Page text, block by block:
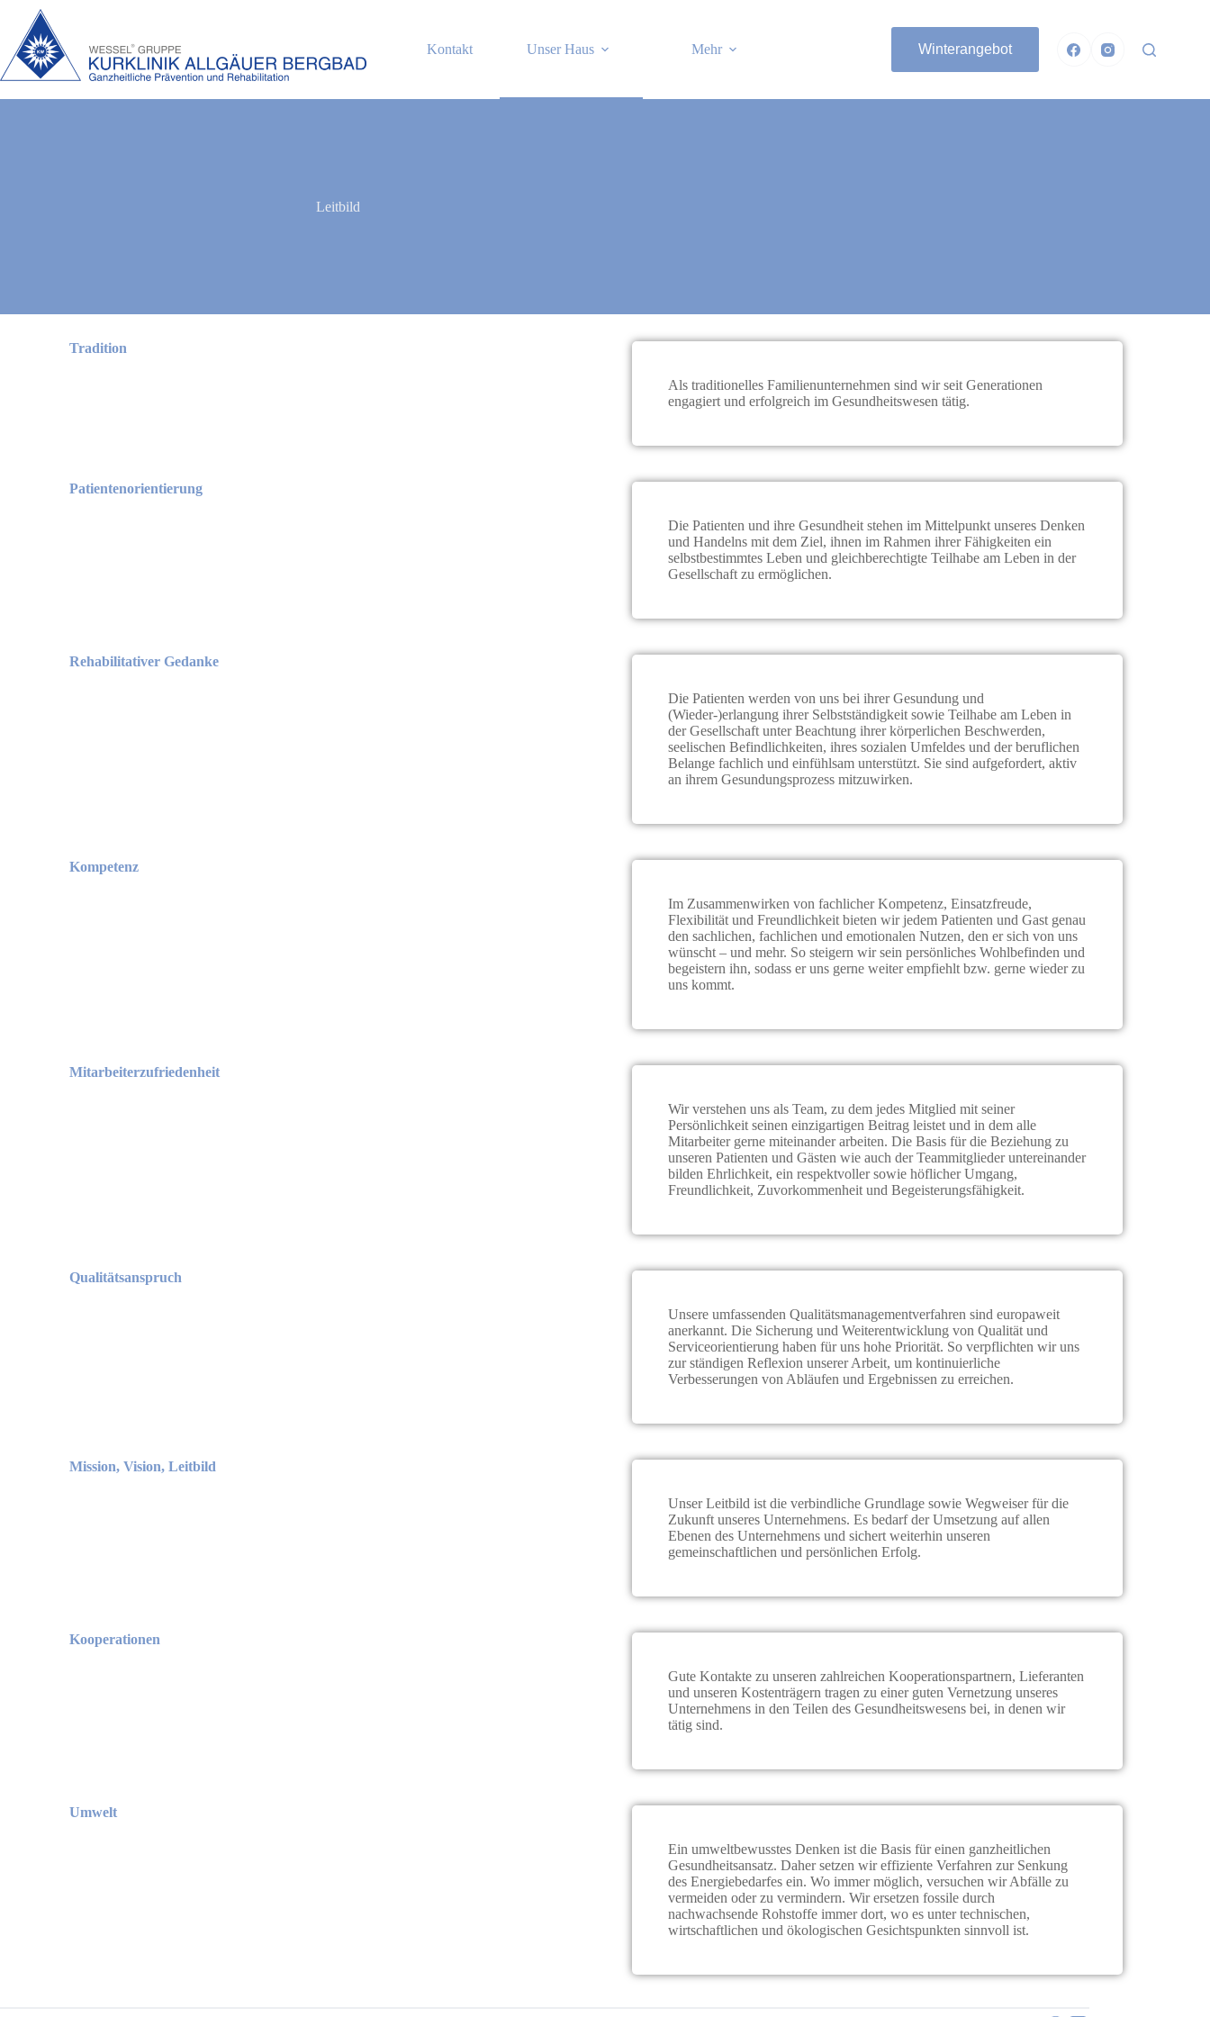
Kontakt Unser Haus Mehr Winterangebot
Leitbild
Tradition
Als traditionelles Familienunternehmen sind wir seit Generationen
engagiert und erfolgreich im Gesundheitswesen tätig.
Patientenorientierung
Die Patienten und ihre Gesundheit stehen im Mittelpunkt unseres Denken
und Handelns mit dem Ziel, ihnen im Rahmen ihrer Fähigkeiten ein
selbstbestimmtes Leben und gleichberechtigte Teilhabe am Leben in der
Gesellschaft zu ermöglichen.
Rehabilitativer Gedanke
Die Patienten werden von uns bei ihrer Gesundung und
(Wieder-)erlangung ihrer Selbstständigkeit sowie Teilhabe am Leben in
der Gesellschaft unter Beachtung ihrer körperlichen Beschwerden,
seelischen Befindlichkeiten, ihres sozialen Umfeldes und der beruflichen
Belange fachlich und einfühlsam unterstützt. Sie sind aufgefordert, aktiv
an ihrem Gesundungsprozess mitzuwirken.
Kompetenz
Im Zusammenwirken von fachlicher Kompetenz, Einsatzfreude,
Flexibilität und Freundlichkeit bieten wir jedem Patienten und Gast genau
den sachlichen, fachlichen und emotionalen Nutzen, den er sich von uns
wünscht – und mehr. So steigern wir sein persönliches Wohlbefinden und
begeistern ihn, sodass er uns gerne weiter empfiehlt bzw. gerne wieder zu
uns kommt.
Mitarbeiterzufriedenheit
Wir verstehen uns als Team, zu dem jedes Mitglied mit seiner
Persönlichkeit seinen einzigartigen Beitrag leistet und in dem alle
Mitarbeiter gerne miteinander arbeiten. Die Basis für die Beziehung zu
unseren Patienten und Gästen wie auch der Teammitglieder untereinander
bilden Ehrlichkeit, ein respektvoller sowie höflicher Umgang,
Freundlichkeit, Zuvorkommenheit und Begeisterungsfähigkeit.
Qualitätsanspruch
Unsere umfassenden Qualitätsmanagementverfahren sind europaweit
anerkannt. Die Sicherung und Weiterentwicklung von Qualität und
Serviceorientierung haben für uns hohe Priorität. So verpflichten wir uns
zur ständigen Reflexion unserer Arbeit, um kontinuierliche
Verbesserungen von Abläufen und Ergebnissen zu erreichen.
Mission, Vision, Leitbild
Unser Leitbild ist die verbindliche Grundlage sowie Wegweiser für die
Zukunft unseres Unternehmens. Es bedarf der Umsetzung auf allen
Ebenen des Unternehmens und sichert weiterhin unseren
gemeinschaftlichen und persönlichen Erfolg.
Kooperationen
Gute Kontakte zu unseren zahlreichen Kooperationspartnern, Lieferanten
und unseren Kostenträgern tragen zu einer guten Vernetzung unseres
Unternehmens in den Teilen des Gesundheitswesens bei, in denen wir
tätig sind.
Umwelt
Ein umweltbewusstes Denken ist die Basis für einen ganzheitlichen
Gesundheitsansatz. Daher setzen wir effiziente Verfahren zur Senkung
des Energiebedarfes ein. Wo immer möglich, versuchen wir Abfälle zu
vermeiden oder zu vermindern. Wir ersetzen fossile durch
nachwachsende Rohstoffe immer dort, wo es unter technischen,
wirtschaftlichen und ökologischen Gesichtspunkten sinnvoll ist.